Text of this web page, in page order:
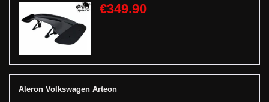
€349.90
Aleron Volkswagen Arteon